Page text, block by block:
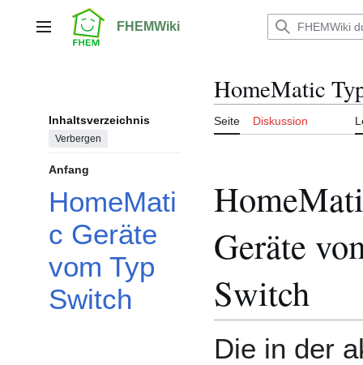
springenHauptmenü FHEMWiki
Inhaltsverzeichnis
Verbergen
Anfang
HomeMati
c Geräte
vom Typ
Switch
HomeMatic
Seite Diskussion
Geräte
Switch
Die in der